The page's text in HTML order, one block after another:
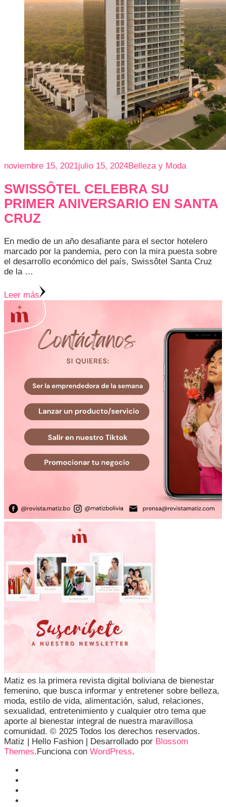
noviembre 15, 2021julio 15, 2024Belleza y Moda
SWISSÔTEL CELEBRA SU
PRIMER ANIVERSARIO EN SANTA
CRUZ
En medio de un año desafiante para el sector hotelero
marcado por la pandemia, pero con la mira puesta sobre
el desarrollo económico del país, Swissôtel Santa Cruz
de la …
Leer más
Matiz es la primera revista digital boliviana de bienestar
femenino, que busca informar y entretener sobre belleza,
moda, estilo de vida, alimentación, salud, relaciones,
sexualidad, entretenimiento y cualquier otro tema que
aporte al bienestar integral de nuestra maravillosa
comunidad. © 2025 Todos los derechos reservados.
Matiz | Hello Fashion | Desarrollado por Blossom
Themes.Funciona con WordPress.